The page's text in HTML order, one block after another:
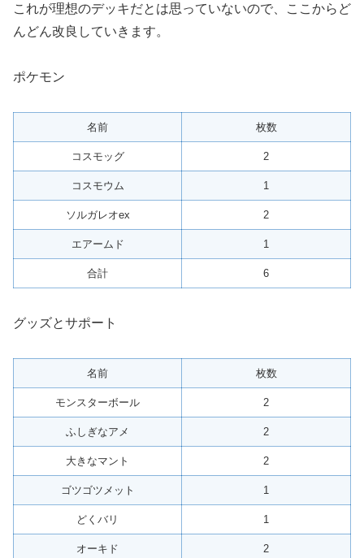
これが理想のデッキだとは思っていないので、ここからど
んどん改良していきます。
ポケモン
名前 枚数
コスモッグ 2
コスモウム 1
ソルガレオex 2
エアームド 1
合計 6
グッズとサポート
名前 枚数
モンスターボール 2
ふしぎなアメ 2
大きなマント 2
ゴツゴツメット 1
どくバリ 1
オーキド 2